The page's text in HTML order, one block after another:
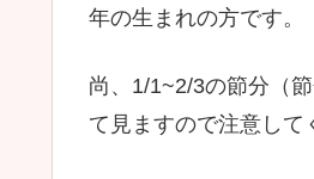
年の生まれの方です。
尚、1/1~2/3の節分（
て見ますので注意して